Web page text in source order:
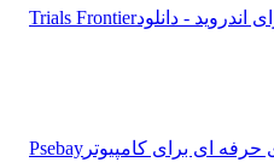
- دانلودTrials Frontier
برای کامپیوترPsebay